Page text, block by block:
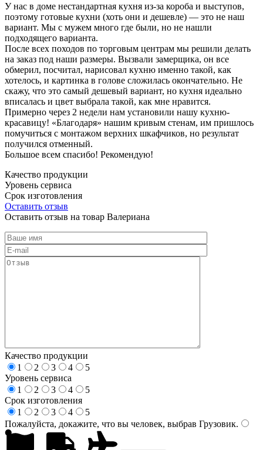
У нас в доме нестандартная кухня из-за короба и выступов,
поэтому готовые кухни (хоть они и дешевле) — это не наш
вариант. Мы с мужем много где были, но не нашли
подходящего варианта.
После всех походов по торговым центрам мы решили делать
на заказ под наши размеры. Вызвали замерщика, он все
обмерил, посчитал, нарисовал кухню именно такой, как
хотелось, и картинка в голове сложилась окончательно. Не
скажу, что это самый дешевый вариант, но кухня идеально
вписалась и цвет выбрала такой, как мне нравится.
Примерно через 2 недели нам установили нашу кухню-
красавицу! «Благодаря» нашим кривым стенам, им пришлось
помучиться с монтажом верхних шкафчиков, но результат
получился отменный.
Большое всем спасибо! Рекомендую!
Качество продукции
Уровень сервиса
Срок изготовления
Оставить отзыв
Оставить отзыв на товар Валериана
Качество продукции
1
2 3 4
5
Уровень сервиса
1
2 3 4
5
Срок изготовления
1
2 3 4
5
Пожалуйста, докажите, что вы человек, выбрав Грузовик.